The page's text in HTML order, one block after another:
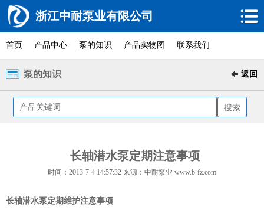
浙江中耐泵业有限公司
首页 产品中心 泵的知识 产品实物图 联系我们
泵的知识 返回
长轴潜水泵定期注意事项
时间：2013-7-4 14:57:32 来源：中耐泵业 www.b-fz.com
长轴潜水泵定期维护注意事项